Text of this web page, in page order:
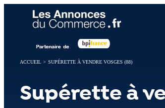
ACCUEIL > SUPÉRETTE À VENDRE VOSGES (88)
Supérette à
Panneau de gestion des cookies